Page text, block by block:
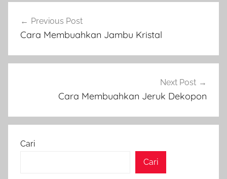
pos
Previous Post
Cara Membuahkan Jambu Kristal
Next Post
Cara Membuahkan Jeruk Dekopon
Cari
Cari